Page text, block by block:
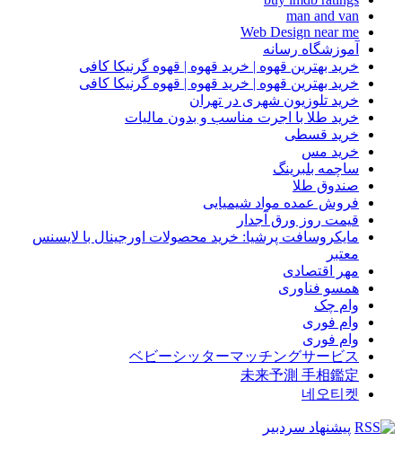
man and van
Web Design near me
آموزشگاه رسانه
خرید بهترین قهوه | خرید قهوه | قهوه گرنیکا کافی
خرید بهترین قهوه | خرید قهوه | قهوه گرنیکا کافی
خرید تلوزیون شهری در تهران
خرید طلا با اجرت مناسب و بدون مالیات
خرید قسطی
خرید مس
ساچمه بلبرینگ
صندوق طلا
فروش عمده مواد شیمیایی
قیمت روز ورق آجدار
مایکروسافت پرشیا: خرید محصولات اورجینال با لایسنس
معتبر
مهر اقتصادی
همسو فناوری
وام چک
وام فوری
وام فوری
ベビーシッターマッチングサービス
未来予測 手相鑑定
네오티켓
پیشنهاد سردبیر